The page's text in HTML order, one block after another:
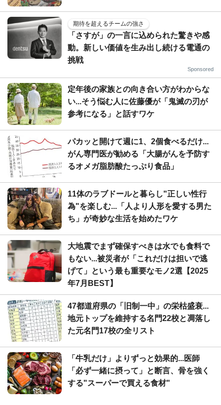
期待を超えるチームの強さ
「さすが」の一言に込められた驚きや感
動。新しい価値を生み出し続ける電通の
挑戦
Sponsored
定年後の家族との向き合い方がわからな
い...そう悩む人に佐藤優が「鬼滅の刃が
参考になる」と話すワケ
パカッと開けて週に1、2個食べるだけ...
がん専門医が勧める「大腸がんを予防す
るオメガ脂肪酸たっぷり食品」
11体のラブドールと暮らし"正しい性行
為"を楽しむ...「人より人形を愛する男た
ち」が奇妙な生活を始めたワケ
大地震でまず確保すべきは水でも食料で
もない...被災者が「これだけは担いで逃
げて」という最も重要なモノ2選【2025
年7月BEST】
47都道府県の「旧制一中」の栄枯盛衰...
地元トップを維持する名門22校と凋落し
た元名門17校の全リスト
「牛乳だけ」よりずっと効果的...医師
「必ず一緒に摂って」と断言、骨を強く
する"スーパーで買える食材"